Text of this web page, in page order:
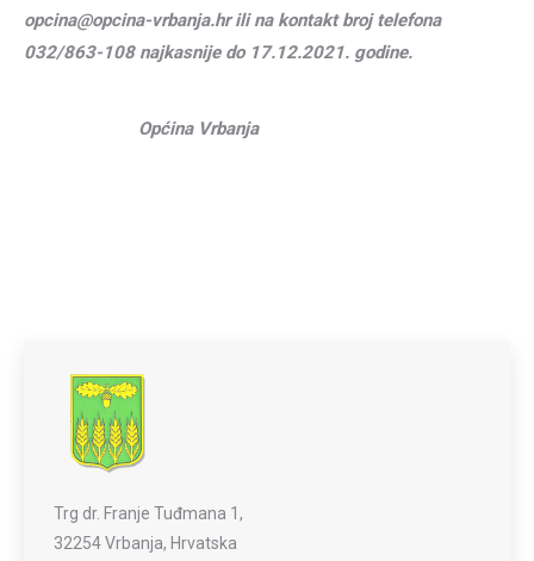
opcina@opcina-vrbanja.hr ili na kontakt broj telefona
032/863-108 najkasnije do 17.12.2021. godine.
Općina Vrbanja
Trg dr. Franje Tuđmana 1,
32254 Vrbanja, Hrvatska